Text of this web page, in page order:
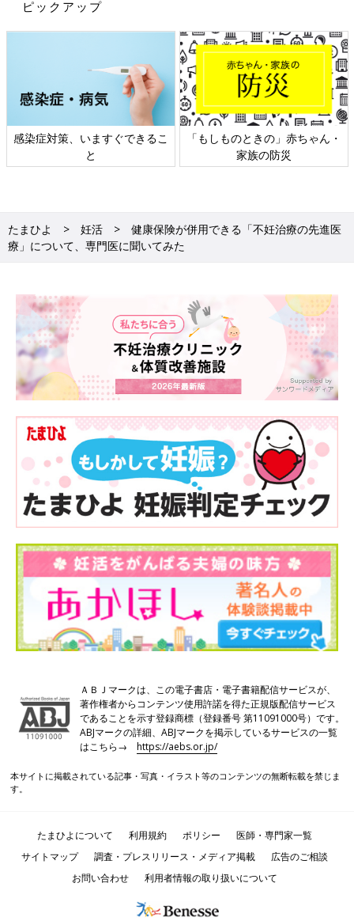
ピックアップ
ますぐできるこ
「もしものときの」赤ちゃん・
日本外来小
たまひよ 妊活
健康保険が併用できる「不妊治療の先進医
療」について、専門医に聞いてみた
ＡＢＪマークは、この電子書店・電子書籍配信サービスが、
著作権者からコンテンツ使用許諾を得た正規版配信サービス
であることを示す登録商標（登録番号 第11091000号）です。
ABJマークの詳細、ABJマークを掲示しているサービスの一覧
はこちら→https://aebs.or.jp/
本サイトに掲載されている記事・写真・イラスト等のコンテンツの無断転載を禁じま
す。
たまひよについて 利用規約 ポリシー
医師・専門家一覧
サイトマップ
調査・プレスリリース・メディア掲載
広告のご相談
お問い合わせ
利用者情報の取り扱いについて